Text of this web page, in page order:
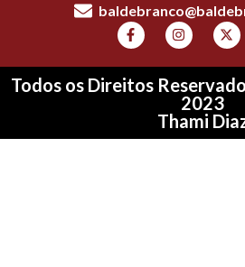
Todos os Direitos
2023
Thami